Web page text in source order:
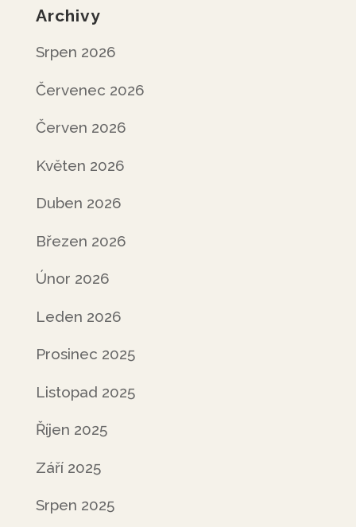
Archivy
Srpen 2026
Červenec 2026
Červen 2026
Květen 2026
Duben 2026
Březen 2026
Únor 2026
Leden 2026
Prosinec 2025
Listopad 2025
Říjen 2025
Září 2025
Srpen 2025